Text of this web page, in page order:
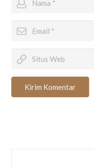
Kirim Komentar